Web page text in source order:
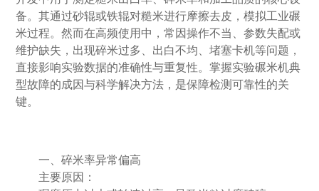
备。其通过砂辊或铁辊对糙米进行摩擦去皮，模拟工业碾
米过程。然而在高频使用中，常因操作不当、参数失配或
维护缺失，出现碎米过多、出白不均、堵塞卡机等问题，
直接影响实验数据的准确性与重复性。掌握实验碾米机典
型故障的成因与科学解决方法，是保障检测可靠性的关
键。
一、碎米率异常偏高
主要原因：